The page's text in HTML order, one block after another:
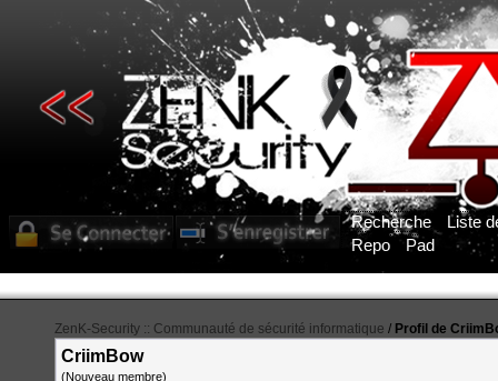
Recherche
Liste
Repo
Pad
ZenK-Security :: Communauté de sécurité informatique / Profil de
CriimBow
(Nouveau membre)